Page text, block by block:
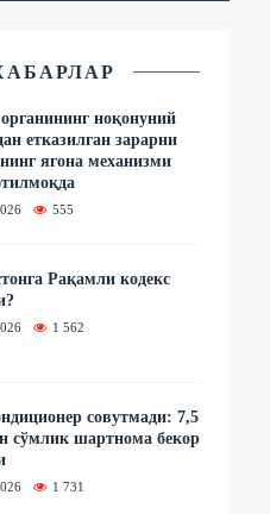
ноқонуний
етказилган зарарни
ягона механизми
555
Рақамли кодекс
1 562
совутмади: 7,5
сўмлик шартнома бекор
1 731